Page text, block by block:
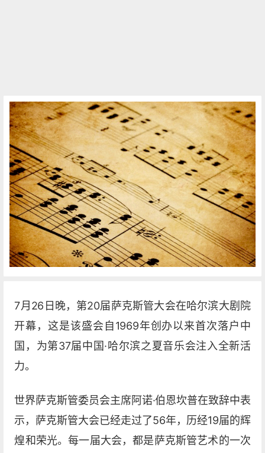
7月26日晚，第20届萨克斯管大会在哈尔滨大剧院
开幕，这是该盛会自1969年创办以来首次落户中
国，为第37届中国·哈尔滨之夏音乐会注入全新活
力。
世界萨克斯管委员会主席阿诺·伯恩坎普在致辞中表
示，萨克斯管大会已经走过了56年，历经19届的辉
煌和荣光。每一届大会，都是萨克斯管艺术的一次